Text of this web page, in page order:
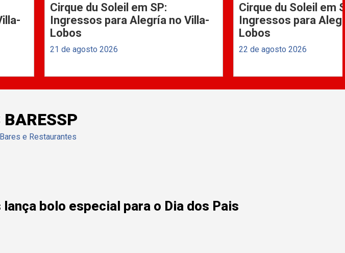
Cirque du Soleil em SP:
Ingressos para Alegría no Villa-
Lobos
21 de agosto 2026
Cirque du Soleil em
Ingressos para
Lobos
22 de agosto 2026
e Restaurantes
bolo especial para o Dia dos Pais